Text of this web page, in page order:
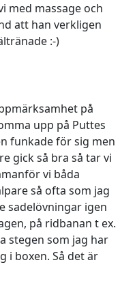
med massage och
att han verkligen
:-)
på
upp på Puttes
funkade för sig men
gick så bra så tar vi
vi båda
så ofta som jag
sadelövningar igen
på ridbanan t ex.
stegen som jag har
i boxen. Så det är